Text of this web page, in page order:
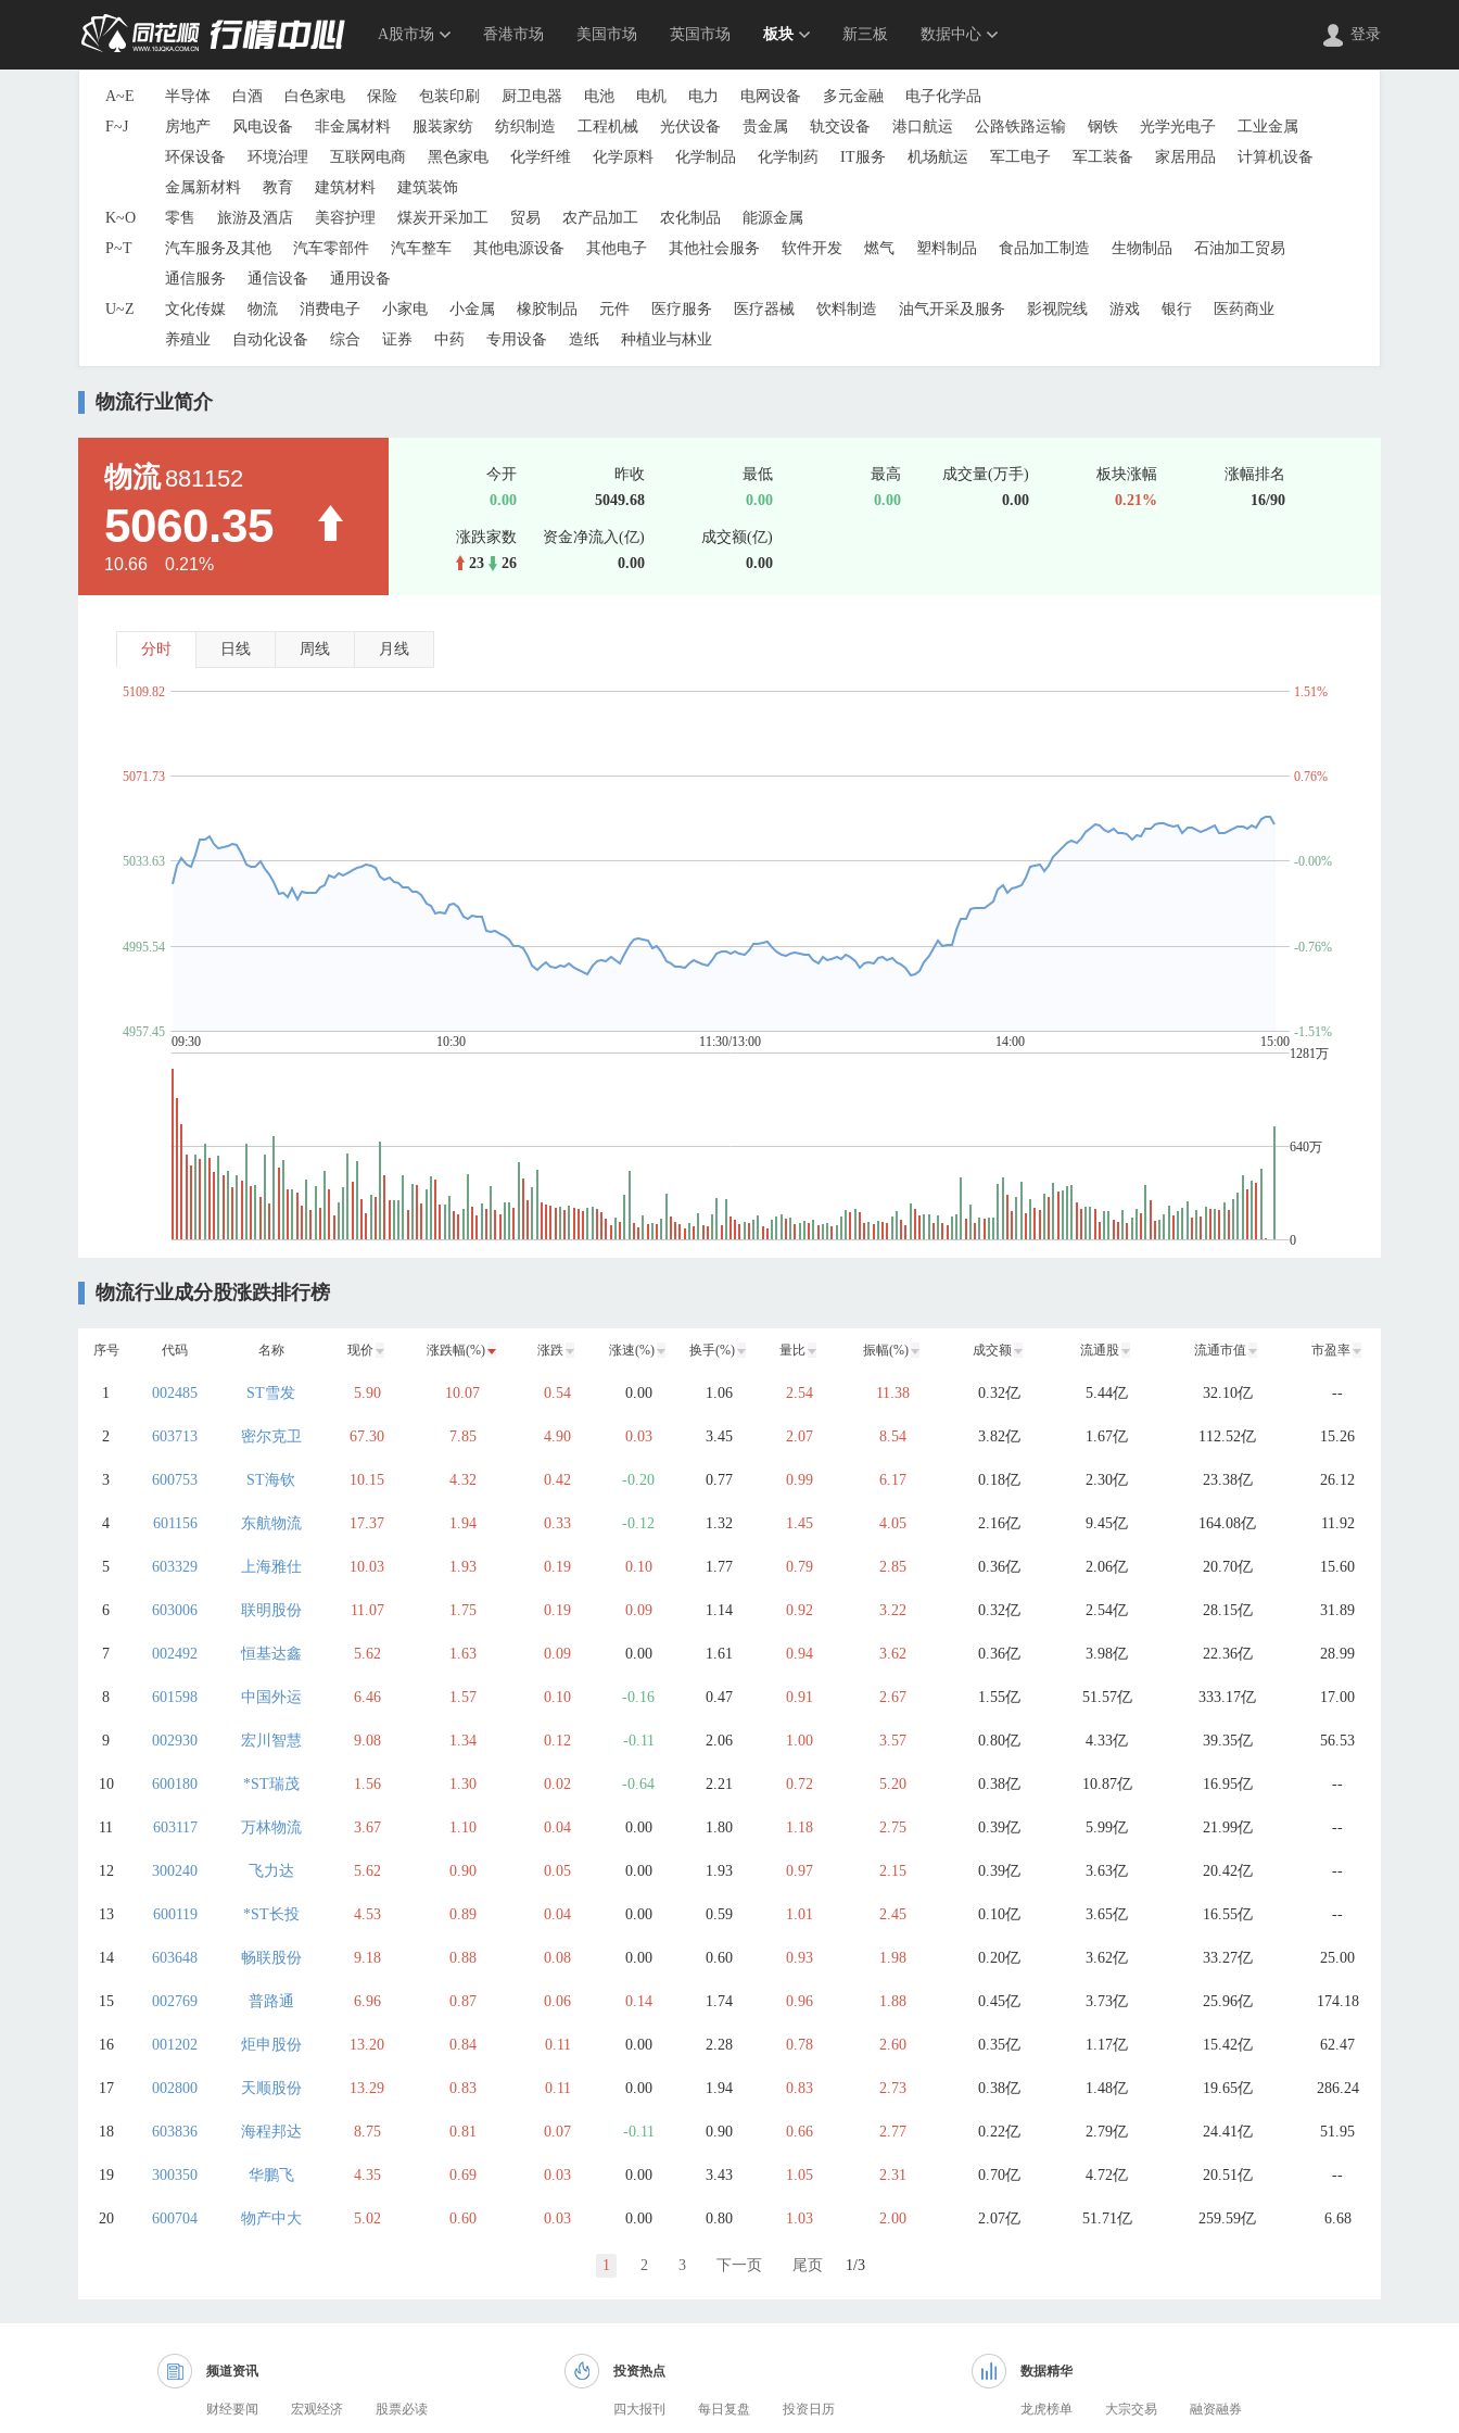
A股市场 香港市场 美国市场 英国市场 板块 新三板 数据中心 登录
A~E 半导体 白酒 白色家电 保险 包装印刷 厨卫电器 电池 电机 电力 电网设备 多元金融
电子化学品
F~J
房地产 风电设备 非金属材料 服装家纺 纺织制造 工程机械 光伏设备 贵金属 轨交设备 港口航运 公路铁路运输 钢铁 光学光电子
工业金属
环保设备
环境治理 互联网电商 黑色家电 化学纤维 化学原料 化学制品 化学制药 IT服务 机场航运 军工电子 军工装备 家居用品
计算机设备
金属新材料
教育 建筑材料
建筑装饰
K~O
零售 旅游及酒店 美容护理 煤炭开采加工 贸易 农产品加工 农化制品
能源金属
P~T
汽车服务及其他 汽车零部件 汽车整车 其他电源设备 其他电子 其他社会服务 软件开发 燃气 塑料制品 食品加工制造 生物制品
石油加工贸易
通信服务
通信设备
通用设备
U~Z
文化传媒 物流 消费电子 小家电 小金属 橡胶制品 元件 医疗服务 医疗器械 饮料制造 油气开采及服务 影视院线 游戏 银行
医药商业
养殖业
自动化设备 综合 证券 中药 专用设备 造纸 种植业与林业
物流行业简介
物流 881152
5060.35
10.66 0.21%
今开
0.00
昨收
5049.68
最低
0.00
最高
0.00
成交量(万手)
0.00
板块涨幅
0.21%
涨幅排名
16/90
涨跌家数
23
26
资金净流入(亿)
0.00
成交额(亿)
0.00
分时 日线 周线 月线
-1.51%
-0.76%
-0.00%
0.76%
1.51%
4957.45
4995.54
5033.63
5071.73
5109.82
09:30 10:30 11:30/13:00 14:00 15:00
0
640万
1281万
物流行业成分股涨跌排行榜
序号 代码 名称 现价 涨跌幅(%) 涨跌 涨速(%) 换手(%) 量比 振幅(%) 成交额 流通股 流通市值 市盈率
1 002485 ST雪发 5.90 10.07 0.54 0.00 1.06 2.54 11.38 0.32亿 5.44亿 32.10亿 --
2 603713 密尔克卫 67.30 7.85 4.90 0.03 3.45 2.07 8.54 3.82亿 1.67亿 112.52亿 15.26
3 600753 ST海钦 10.15 4.32 0.42 -0.20 0.77 0.99 6.17 0.18亿 2.30亿 23.38亿 26.12
4 601156 东航物流 17.37 1.94 0.33 -0.12 1.32 1.45 4.05 2.16亿 9.45亿 164.08亿 11.92
5 603329 上海雅仕 10.03 1.93 0.19 0.10 1.77 0.79 2.85 0.36亿 2.06亿 20.70亿 15.60
6 603006 联明股份 11.07 1.75 0.19 0.09 1.14 0.92 3.22 0.32亿 2.54亿 28.15亿 31.89
7 002492 恒基达鑫 5.62 1.63 0.09 0.00 1.61 0.94 3.62 0.36亿 3.98亿 22.36亿 28.99
8 601598 中国外运 6.46 1.57 0.10 -0.16 0.47 0.91 2.67 1.55亿 51.57亿 333.17亿 17.00
9 002930 宏川智慧 9.08 1.34 0.12 -0.11 2.06 1.00 3.57 0.80亿 4.33亿 39.35亿 56.53
10 600180 *ST瑞茂 1.56 1.30 0.02 -0.64 2.21 0.72 5.20 0.38亿 10.87亿 16.95亿 --
11 603117 万林物流 3.67 1.10 0.04 0.00 1.80 1.18 2.75 0.39亿 5.99亿 21.99亿 --
12 300240 飞力达 5.62 0.90 0.05 0.00 1.93 0.97 2.15 0.39亿 3.63亿 20.42亿 --
13 600119 *ST长投 4.53 0.89 0.04 0.00 0.59 1.01 2.45 0.10亿 3.65亿 16.55亿 --
14 603648 畅联股份 9.18 0.88 0.08 0.00 0.60 0.93 1.98 0.20亿 3.62亿 33.27亿 25.00
15 002769 普路通 6.96 0.87 0.06 0.14 1.74 0.96 1.88 0.45亿 3.73亿 25.96亿 174.18
16 001202 炬申股份 13.20 0.84 0.11 0.00 2.28 0.78 2.60 0.35亿 1.17亿 15.42亿 62.47
17 002800 天顺股份 13.29 0.83 0.11 0.00 1.94 0.83 2.73 0.38亿 1.48亿 19.65亿 286.24
18 603836 海程邦达 8.75 0.81 0.07 -0.11 0.90 0.66 2.77 0.22亿 2.79亿 24.41亿 51.95
19 300350 华鹏飞 4.35 0.69 0.03 0.00 3.43 1.05 2.31 0.70亿 4.72亿 20.51亿 --
20 600704 物产中大 5.02 0.60 0.03 0.00 0.80 1.03 2.00 2.07亿 51.71亿 259.59亿 6.68
1 2 3 下一页 尾页 1/3
频道资讯
财经要闻 宏观经济 股票必读
投资热点
四大报刊 每日复盘 投资日历
数据精华
龙虎榜单 大宗交易 融资融券